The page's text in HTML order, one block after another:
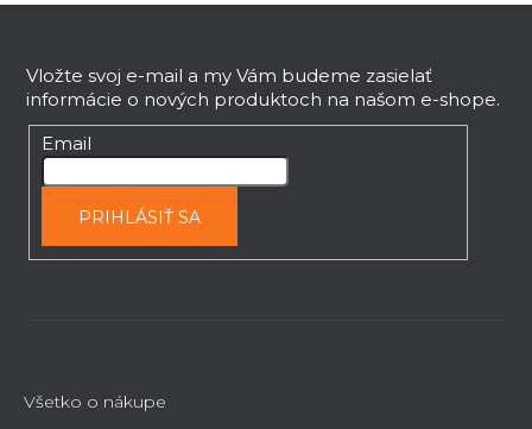
Vložte svoj e-mail a my Vám budeme zasielať
informácie o nových produktoch na našom e-shope.
Email
PRIHLÁSIŤ SA
Všetko o nákupe